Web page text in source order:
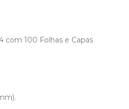
com 100 Folhas e Capas